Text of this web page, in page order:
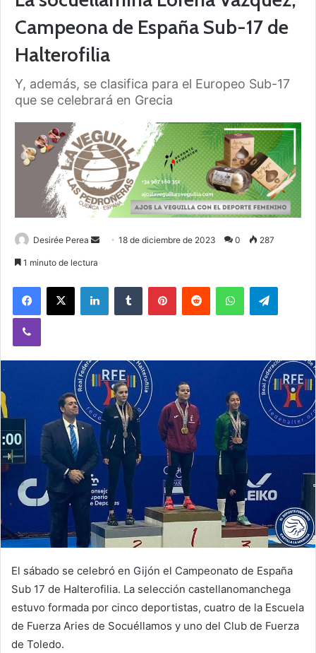
Campeona de España Sub-17 de
Halterofilia
Y, además, se clasifica para el Europeo Sub-17
que se celebrará en Grecia
Desirée Perea
m
a
l
18 de diciembre de 2023 0 287
1 minuto de lectura
El sábado se celebró en Gijón el Campeonato de España
Sub 17 de Halterofilia. La selección castellanomanchega
estuvo formada por cinco deportistas, cuatro de la Escuela
de Fuerza Aries de Socuéllamos y uno del Club de Fuerza
de Toledo.